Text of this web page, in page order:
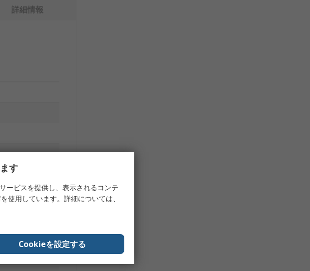
詳細情報
す
ービスを提供し、表示されるコンテ
使用しています。詳細については、
Cookieを設定する